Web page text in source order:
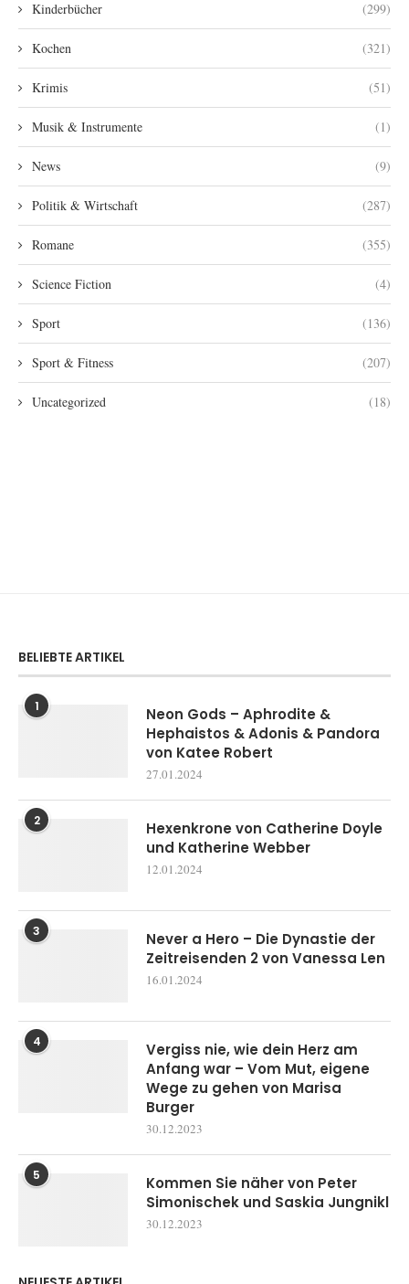
Kinderbücher (299)
Kochen (321)
Krimis (51)
Musik & Instrumente (1)
News (9)
Politik & Wirtschaft (287)
Romane (355)
Science Fiction (4)
Sport (136)
Sport & Fitness (207)
Uncategorized (18)
BELIEBTE ARTIKEL
1
Neon Gods – Aphrodite &
Hephaistos & Adonis & Pandora
von Katee Robert
27.01.2024
2
Hexenkrone von Catherine Doyle
und Katherine Webber
12.01.2024
3
Never a Hero – Die Dynastie der
Zeitreisenden 2 von Vanessa Len
16.01.2024
4
Vergiss nie, wie dein Herz am
Anfang war – Vom Mut, eigene
Wege zu gehen von Marisa
Burger
30.12.2023
5
Kommen Sie näher von Peter
Simonischek und Saskia Jungnikl
30.12.2023